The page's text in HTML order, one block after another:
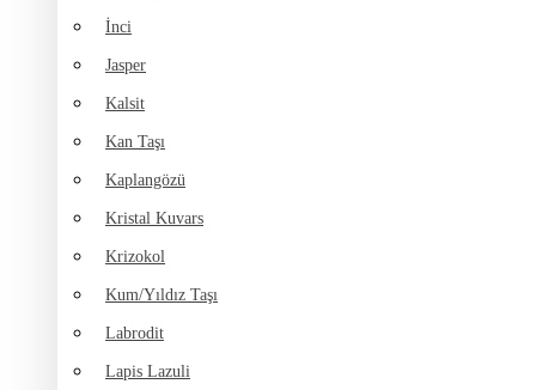
İnci
Jasper
Kalsit
Kan Taşı
Kaplangözü
Kristal Kuvars
Krizokol
Kum/Yıldız Taşı
Labrodit
Lapis Lazuli